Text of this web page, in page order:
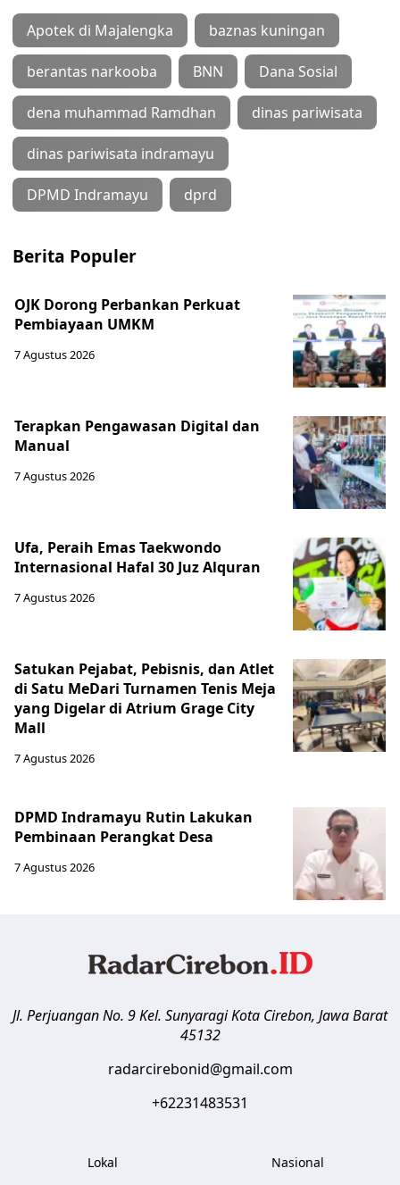
Apotek di Majalengka baznas kuningan
berantas narkooba BNN Dana Sosial
dena muhammad Ramdhan dinas pariwisata
dinas pariwisata indramayu
DPMD Indramayu dprd
Berita Populer
OJK Dorong Perbankan Perkuat
Pembiayaan UMKM
7 Agustus 2026
Terapkan Pengawasan Digital dan
Manual
7 Agustus 2026
Ufa, Peraih Emas Taekwondo
Internasional Hafal 30 Juz Alquran
7 Agustus 2026
Satukan Pejabat, Pebisnis, dan Atlet
di Satu MeDari Turnamen Tenis Meja
yang Digelar di Atrium Grage City
Mall
7 Agustus 2026
DPMD Indramayu Rutin Lakukan
Pembinaan Perangkat Desa
7 Agustus 2026
Jl. Perjuangan No. 9 Kel. SunyaragiKota Cirebon, Jawa Barat
45132
radarcirebonid@gmail.com
+62231483531
Lokal Nasional